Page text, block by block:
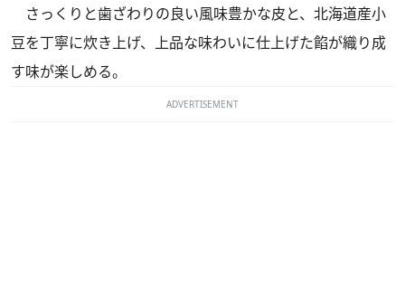
さっくりと歯ざわりの良い風味豊かな皮と、北海道産小
豆を丁寧に炊き上げ、上品な味わいに仕上げた餡が織り成
す味が楽しめる。
ADVERTISEMENT